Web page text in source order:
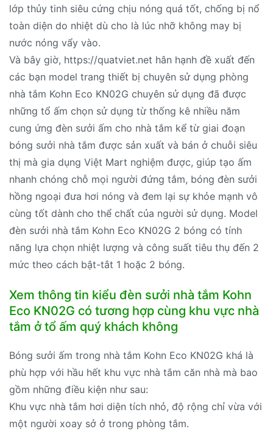
lớp thủy tinh siêu cứng chịu nóng quá tốt, chống bị nổ
toàn diện do nhiệt dù cho là lúc nhỡ không may bị
nước nóng vẩy vào.
Và bây giờ, https://quatviet.net hân hạnh đề xuất đến
các bạn model trang thiết bị chuyên sử dụng phòng
nhà tắm Kohn Eco KN02G chuyên sử dụng đã được
những tổ ấm chọn sử dụng từ thống kê nhiều năm
cung ứng đèn sưởi ấm cho nhà tắm kể từ giai đoạn
bóng sưởi nhà tắm được sản xuất và bán ở chuỗi siêu
thị mà gia dụng Việt Mart nghiệm được, giúp tạo ấm
nhanh chóng chỗ mọi người đứng tắm, bóng đèn sưởi
hồng ngoại đưa hơi nóng và đem lại sự khỏe mạnh vô
cùng tốt dành cho thể chất của người sử dụng. Model
đèn sưởi nhà tắm Kohn Eco KN02G 2 bóng có tính
năng lựa chọn nhiệt lượng và công suất tiêu thụ đến 2
mức theo cách bật-tắt 1 hoặc 2 bóng.
Xem thông tin kiểu đèn sưởi nhà tắm Kohn
Eco KN02G có tương hợp cùng khu vực nhà
tắm ở tổ ấm quý khách không
Bóng sưởi ấm trong nhà tắm Kohn Eco KN02G khá là
phù hợp với hầu hết khu vực nhà tắm căn nhà mà bao
gồm những điều kiện như sau:
Khu vực nhà tắm hơi diện tích nhỏ, độ rộng chỉ vừa với
một người xoay sở ở trong phòng tắm.